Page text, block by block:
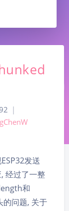
发送
经过了一整
和
问题, 关于